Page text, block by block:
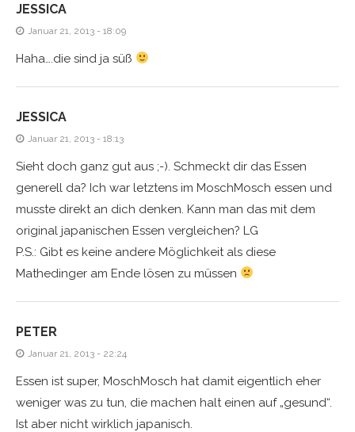
JESSICA
Januar 21, 2013 - 18:09
Haha….die sind ja süß
JESSICA
Januar 21, 2013 - 18:13
Sieht doch ganz gut aus ;-). Schmeckt dir das Essen
generell da? Ich war letztens im MoschMosch essen und
musste direkt an dich denken. Kann man das mit dem
original japanischen Essen vergleichen? LG
P.S.: Gibt es keine andere Möglichkeit als diese
Mathedinger am Ende lösen zu müssen
PETER
Januar 21, 2013 - 22:24
Essen ist super, MoschMosch hat damit eigentlich eher
weniger was zu tun, die machen halt einen auf „gesund“.
Ist aber nicht wirklich japanisch.